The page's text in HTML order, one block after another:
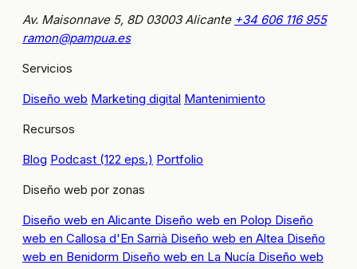
Av. Maisonnave 5, 8D 03003 Alicante +34 606 116 955
ramon@pampua.es
Servicios
Diseño web Marketing digital Mantenimiento
Recursos
Blog Podcast (122 eps.) Portfolio
Diseño web por zonas
Diseño web en Alicante Diseño web en Polop Diseño
web en Callosa d'En Sarrià Diseño web en Altea Diseño
web en Benidorm Diseño web en La Nucía Diseño web